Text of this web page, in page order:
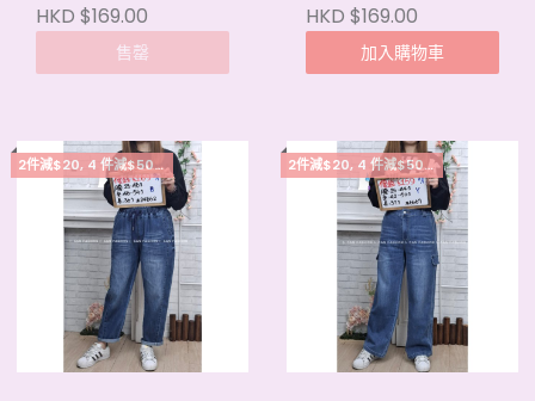
HKD $169.00
售罄
HKD $169.00
加入購物車
2件減$20, 4 件減$50, 5件起每件減$15 2件減$20, 4 件減$50, 5件起每件減$15